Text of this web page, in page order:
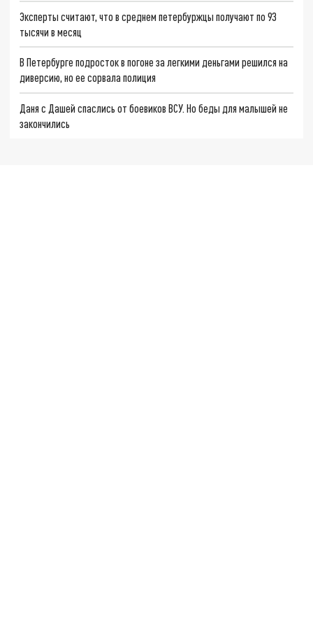
Эксперты считают, что в среднем петербуржцы получают по 93
тысячи в месяц
В Петербурге подросток в погоне за легкими деньгами решился на
диверсию, но ее сорвала полиция
Даня с Дашей спаслись от боевиков ВСУ. Но беды для малышей не
закончились